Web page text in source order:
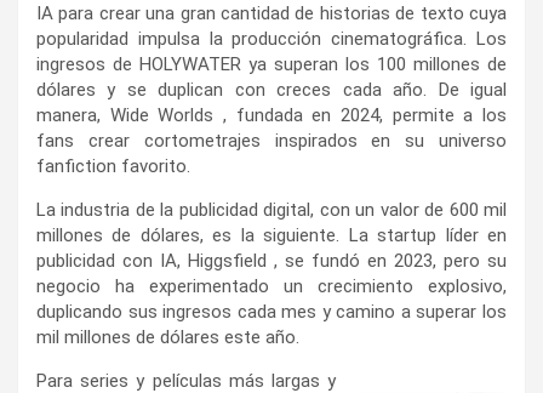
IA para crear una gran cantidad de historias de texto cuya
popularidad impulsa la producción cinematográfica. Los
ingresos de HOLYWATER ya superan los 100 millones de
dólares y se duplican con creces cada año. De igual
manera, Wide Worlds , fundada en 2024, permite a los
fans crear cortometrajes inspirados en su universo
fanfiction favorito.
La industria de la publicidad digital, con un valor de 600 mil
millones de dólares, es la siguiente. La startup líder en
publicidad con IA, Higgsfield , se fundó en 2023, pero su
negocio ha experimentado un crecimiento explosivo,
duplicando sus ingresos cada mes y camino a superar los
mil millones de dólares este año.
Para series y películas más largas y